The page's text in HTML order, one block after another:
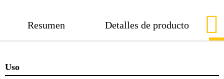
Resumen Detalles de producto
Uso